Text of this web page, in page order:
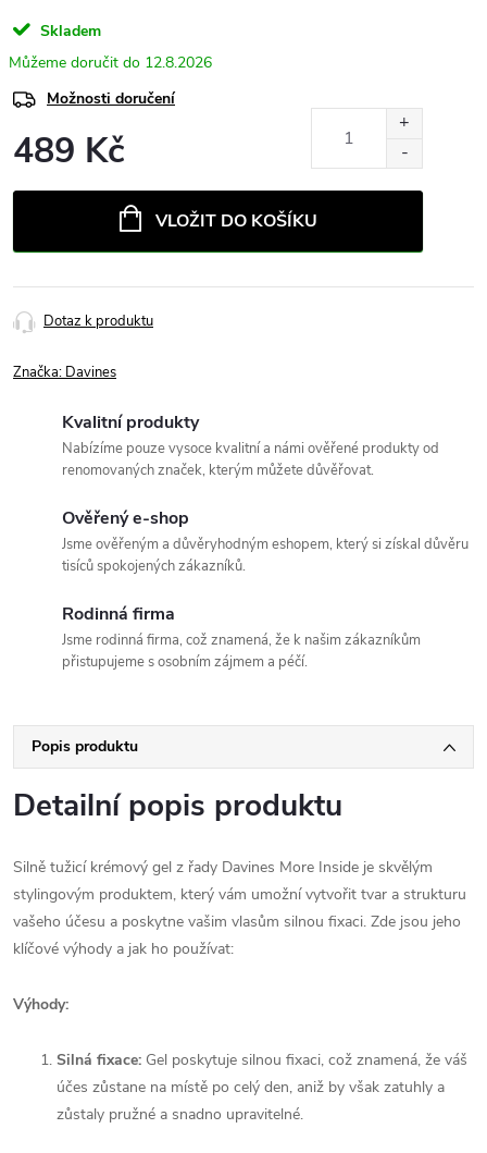
Skladem
12.8.2026
Možnosti doručení
489 Kč
VLOŽIT DO KOŠÍKU
Dotaz k produktu
Značka: Davines
Kvalitní produkty
Nabízíme pouze vysoce kvalitní a námi ověřené produkty od
renomovaných značek, kterým můžete důvěřovat.
Ověřený e-shop
Jsme ověřeným a důvěryhodným eshopem, který si získal důvěru
tisíců spokojených zákazníků.
Rodinná firma
Jsme rodinná firma, což znamená, že k našim zákazníkům
přistupujeme s osobním zájmem a péčí.
Popis produktu
Detailní popis produktu
Silně tužicí krémový gel z řady Davines More Inside je skvělým
stylingovým produktem, který vám umožní vytvořit tvar a strukturu
vašeho účesu a poskytne vašim vlasům silnou fixaci. Zde jsou jeho
klíčové výhody a jak ho používat:
Výhody:
Silná fixace: Gel poskytuje silnou fixaci, což znamená, že váš
účes zůstane na místě po celý den, aniž by však zatuhly a
zůstaly pružné a snadno upravitelné.